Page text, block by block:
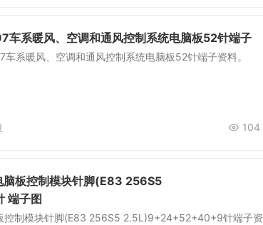
系暖风、空调和通风控制系统电脑板52针端子
系暖风、空调和通风控制系统电脑板52针端子资料。
104
脑板控制模块针脚(E83 256S5
子图
控制模块针脚(E83 256S5 2.5L)9+24+52+40+9针端子资